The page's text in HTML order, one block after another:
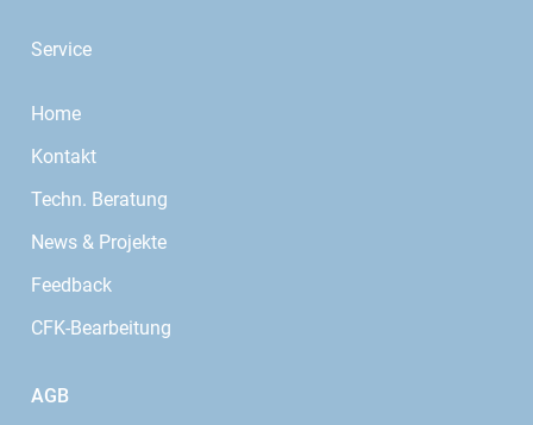
Service
Home
Kontakt
Techn. Beratung
News & Projekte
Feedback
CFK-Bearbeitung
AGB